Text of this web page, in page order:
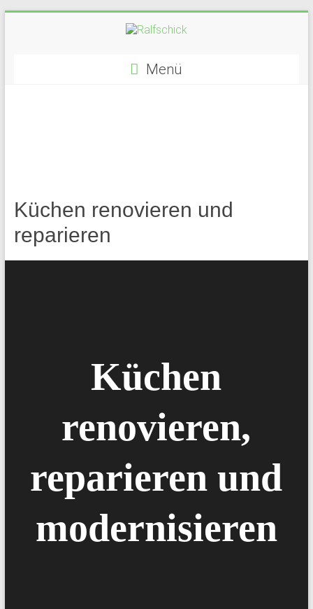
Menü
Küchen renovieren und
reparieren
Küchen
renovieren,
reparieren und
modernisieren